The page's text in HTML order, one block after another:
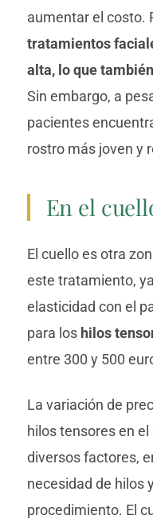
aumentar el costo.
tratamientos
alta, lo que
Sin embargo, a
pacientes
rostro más joven y
En el
El cuello es otra
este tratamiento,
elasticidad con el
para los hilos
entre 300 y 500
La variación de
hilos tensores en
diversos factores,
necesidad de hilos
procedimiento. El